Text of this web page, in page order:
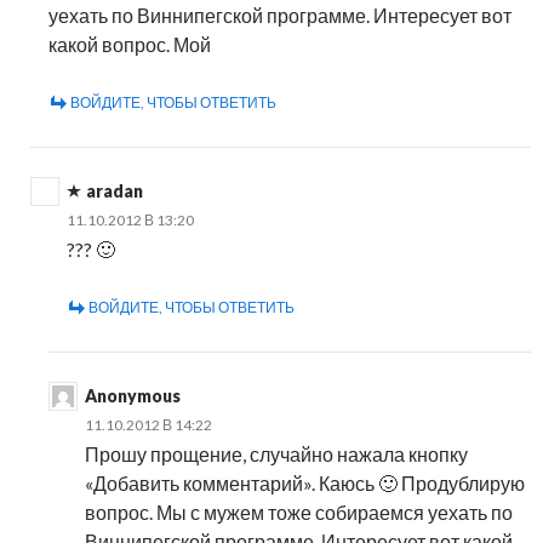
уехать по Виннипегской программе. Интересует вот
какой вопрос. Мой
ВОЙДИТЕ, ЧТОБЫ ОТВЕТИТЬ
aradan
11.10.2012 В 13:20
??? 🙂
ВОЙДИТЕ, ЧТОБЫ ОТВЕТИТЬ
Anonymous
11.10.2012 В 14:22
Прошу прощение, случайно нажала кнопку
«Добавить комментарий». Каюсь 🙂 Продублирую
вопрос. Мы с мужем тоже собираемся уехать по